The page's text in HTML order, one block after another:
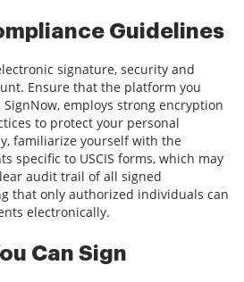
Guidelines
signature, security and
Ensure that the platform you
SignNow, employs strong encryption
to protect your personal
familiarize yourself with the
specific to USCIS forms, which may
audit trail of all signed
that only authorized individuals can
electronically.
Can Sign